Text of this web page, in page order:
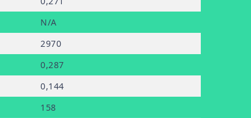
N/A
2970
0,287
0,144
158